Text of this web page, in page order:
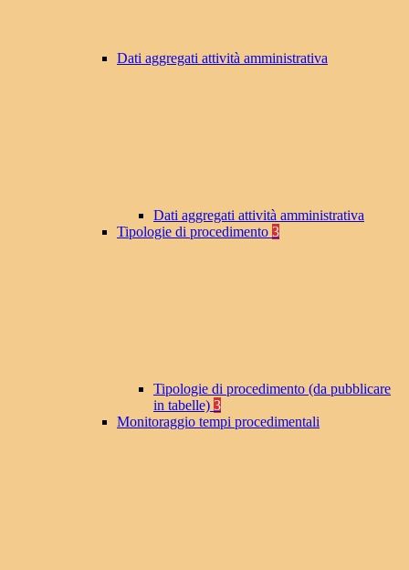
Dati aggregati attività amministrativa
Dati aggregati attività amministrativa
Tipologie di procedimento 3
Tipologie di procedimento (da pubblicare
in tabelle) 3
Monitoraggio tempi procedimentali